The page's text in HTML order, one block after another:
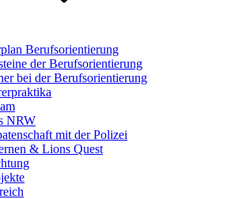
Berufsorientierung
der Berufsorientierung
bei der Berufsorientierung
NRW
mit der Polizei
& Lions Quest